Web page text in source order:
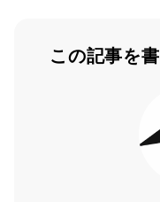
この記事を